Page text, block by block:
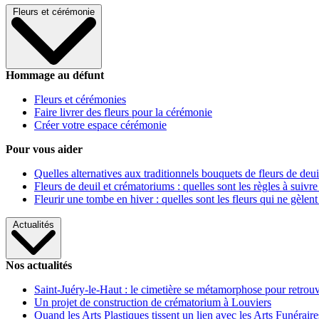
Fleurs et cérémonie
Hommage au défunt
Fleurs et cérémonies
Faire livrer des fleurs pour la cérémonie
Créer votre espace cérémonie
Pour vous aider
Quelles alternatives aux traditionnels bouquets de fleurs de
Fleurs de deuil et crématoriums : quelles sont les règles à
Fleurir une tombe en hiver : quelles sont les fleurs qui ne gèlent
Actualités
Nos actualités
Saint-Juéry-le-Haut : le cimetière se métamorphose pour
Un projet de construction de crématorium à Louviers
Quand les Arts Plastiques tissent un lien avec les Arts